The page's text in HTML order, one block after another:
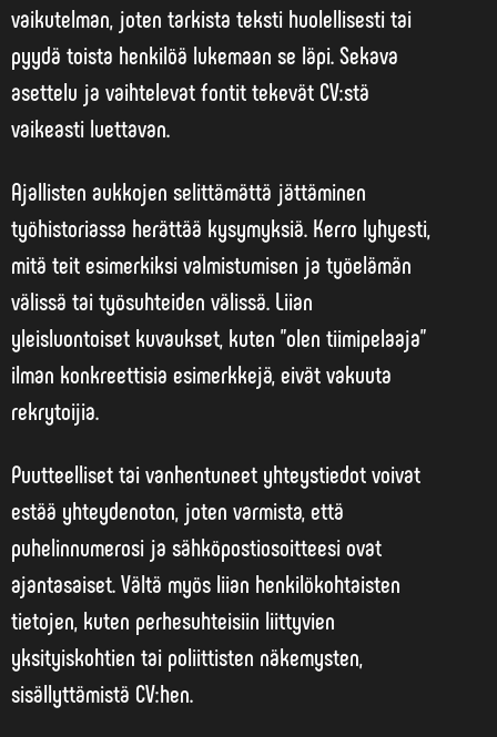
vaikutelman , joten tarkista teksti huolellisesti tai
pyydä toista henkilöä lukemaan se läpi. Sekava
asettelu ja vaihtelevat fontit tekevät CV:stä
vaikeasti luettavan.
Ajallisten aukkojen selittämättä jättäminen
työhistoriassa herättää kysymyksiä. Kerro lyhyesti,
mitä teit esimerkiksi valmistumisen ja työelämän
välissä tai työsuhteiden välissä. Liian
yleisluontoiset kuvaukset, kuten ”olen tiimipelaaja”
ilman konkreettisia esimerkkejä, eivät vakuuta
rekrytoijia.
Puutteelliset tai vanhentuneet yhteystiedot voivat
estää yhteydenoton, joten varmista, että
puhelinnumerosi ja sähköpostiosoitteesi ovat
ajantasaiset. Vältä myös liian henkilökohtaisten
tietojen, kuten perhesuhteisiin liittyvien
yksityiskohtien tai poliittisten näkemysten,
sisällyttämistä CV:hen.